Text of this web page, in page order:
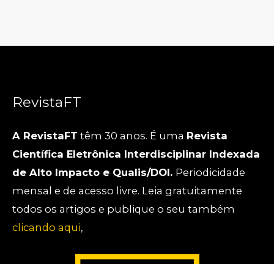
RevistaFT
A RevistaFT têm 30 anos. É uma Revista
Científica Eletrônica Interdisciplinar Indexada
de Alto Impacto e Qualis/DOI. Periodicidade
mensal e de acesso livre. Leia gratuitamente
todos os artigos e publique o seu também
clicando aqui,